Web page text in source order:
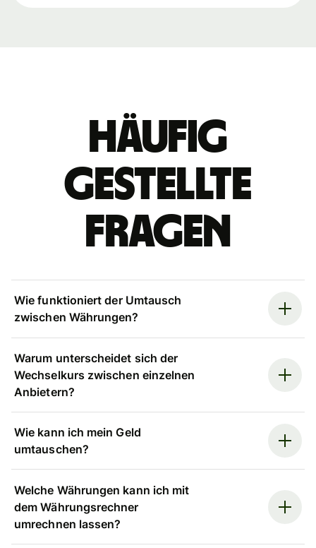
Häufig
gestellte
Fragen
Wie funktioniert der Umtausch
zwischen Währungen?
Warum unterscheidet sich der
Wechselkurs zwischen einzelnen
Anbietern?
Wie kann ich mein Geld
umtauschen?
Welche Währungen kann ich mit
dem Währungsrechner
umrechnen lassen?